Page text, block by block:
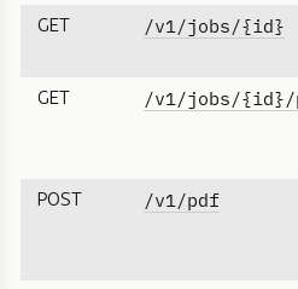
GET /v1/jobs/{id}
GET /v1/jobs/{id}/
POST /v1/pdf